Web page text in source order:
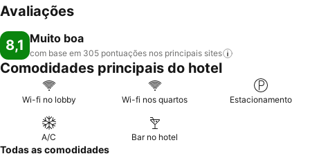
Avaliações
8,1 Muito boa
com base em 305 pontuações nos principais sites
Comodidades principais do hotel
Wi-fi no lobby Wi-fi nos quartos Estacionamento
A/C Bar no hotel
Todas as comodidades